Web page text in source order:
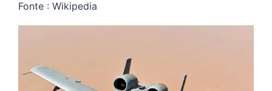
Fonte : Wikipedia